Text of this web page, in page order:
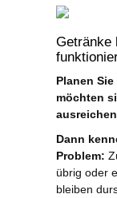
Getränke
Planen
möchten
Dann
Problem:
übrig oder
bleiben